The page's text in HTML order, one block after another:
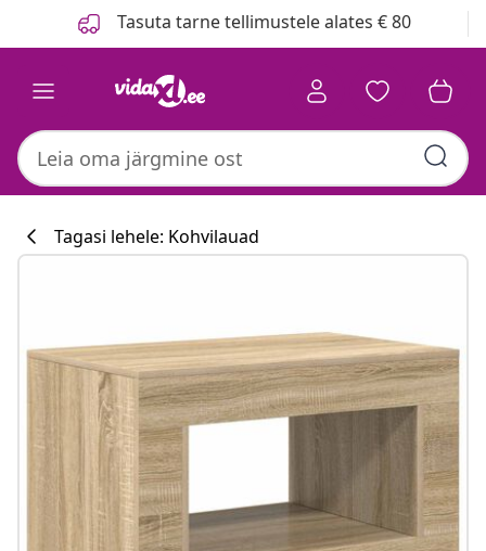
Tasuta tarne tellimustele alates € 80
#sharemevidaxl
Tagasi lehele: Kohvilauad